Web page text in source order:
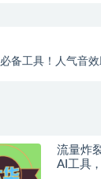
备工具！人气音
流量炸
AI工具